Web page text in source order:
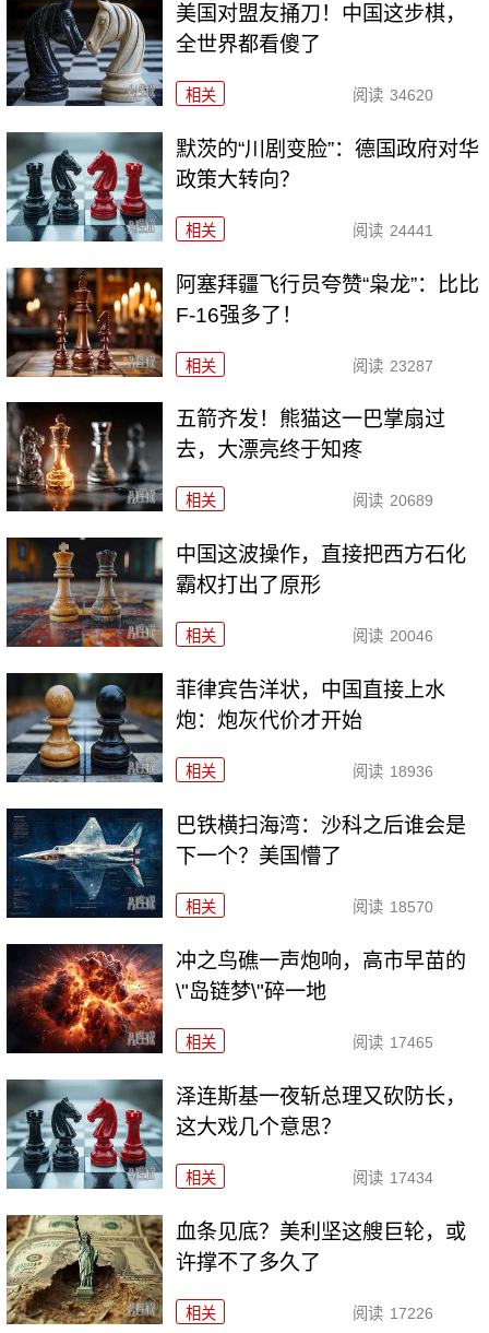
美国对盟友捅刀！中国这步棋，
全世界都看傻了
相关 阅读 34620
默茨的“川剧变脸”：德国政府对华
政策大转向？
相关 阅读 24441
阿塞拜疆飞行员夸赞“枭龙”：比比
F-16强多了！
相关 阅读 23287
五箭齐发！熊猫这一巴掌扇过
去，大漂亮终于知疼
相关 阅读 20689
中国这波操作，直接把西方石化
霸权打出了原形
相关 阅读 20046
菲律宾告洋状，中国直接上水
炮：炮灰代价才开始
相关 阅读 18936
巴铁横扫海湾：沙科之后谁会是
下一个？美国懵了
相关 阅读 18570
冲之鸟礁一声炮响，高市早苗的
\"岛链梦\"碎一地
相关 阅读 17465
泽连斯基一夜斩总理又砍防长，
这大戏几个意思？
相关 阅读 17434
血条见底？美利坚这艘巨轮，或
许撑不了多久了
相关 阅读 17226